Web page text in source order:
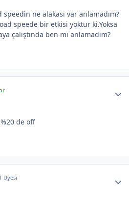
ne alakası var anlamadım?
speede bir etkisi yoktur ki.Yoksa
çalıştında ben mi anlamadım?
de off
Uyesi